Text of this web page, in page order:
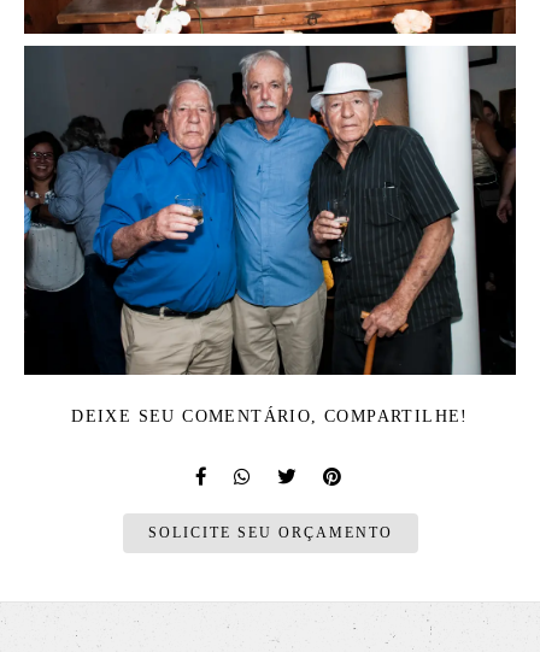
DEIXE SEU COMENTÁRIO, COMPARTILHE!
SOLICITE SEU ORÇAMENTO